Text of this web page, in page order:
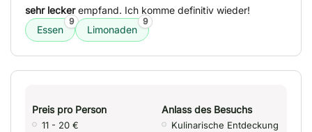
sehr leckerempfand. Ich komme definitiv wieder!
Essen
9
Limonaden
9
Preis pro Person
11 - 20 €
Anlass des Besuchs
Kulinarische Entdeckung